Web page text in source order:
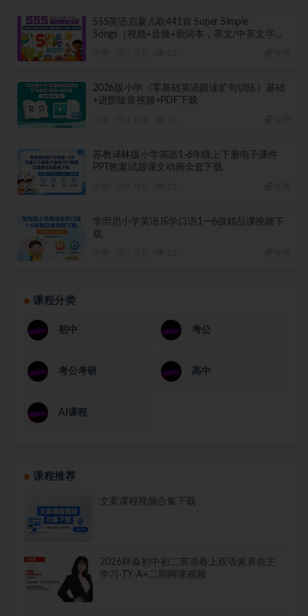
SSS英语启蒙儿歌441首 Super Simple
Songs（视频+音频+歌词本，英文/中英文字
2026版小学《零基础英语跟读扩句训练》基础
+进阶版音视频+PDF下载
苏教译林版小学英语1-6年级上下册电子课件
PPT教案试题课文动画全套下载
学而思小学英语乐学口语1一6级精品课视频下
载
课程分类
初中 考公
考公考研 高中
AI课程
课程推荐
文案课程视频合集下载
2026林淼初中初二英语春上双语素养自主
学习·TY·A+二期网课视频